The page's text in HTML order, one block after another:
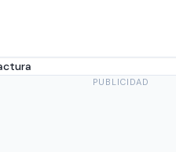
PUBLICIDAD